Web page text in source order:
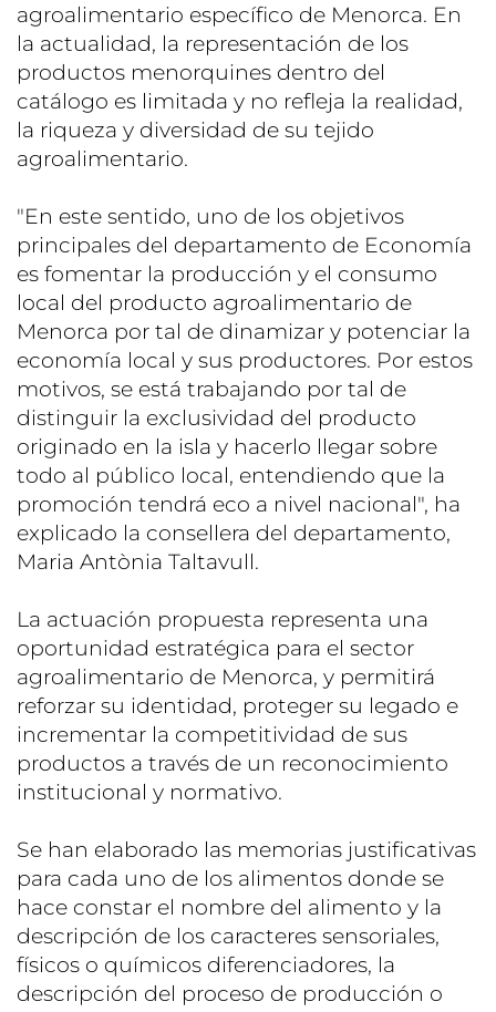
agroalimentario específico de Menorca. En
la actualidad, la representación de los
productos menorquines dentro del
catálogo es limitada y no refleja la realidad,
la riqueza y diversidad de su tejido
agroalimentario.
"En este sentido, uno de los objetivos
principales del departamento de Economía
es fomentar la producción y el consumo
local del producto agroalimentario de
Menorca por tal de dinamizar y potenciar la
economía local y sus productores. Por estos
motivos, se está trabajando por tal de
distinguir la exclusividad del producto
originado en la isla y hacerlo llegar sobre
todo al público local, entendiendo que la
promoción tendrá eco a nivel nacional", ha
explicado la consellera del departamento,
Maria Antònia Taltavull.
La actuación propuesta representa una
oportunidad estratégica para el sector
agroalimentario de Menorca, y permitirá
reforzar su identidad, proteger su legado e
incrementar la competitividad de sus
productos a través de un reconocimiento
institucional y normativo.
Se han elaborado las memorias justificativas
para cada uno de los alimentos donde se
hace constar el nombre del alimento y la
descripción de los caracteres sensoriales,
físicos o químicos diferenciadores, la
descripción del proceso de producción o